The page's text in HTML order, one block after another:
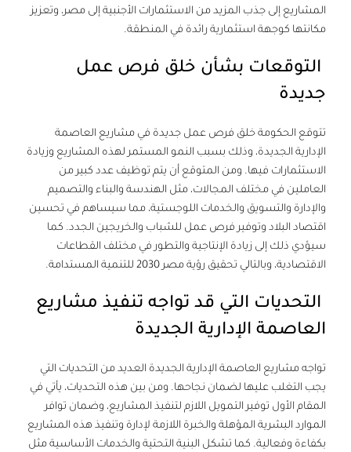
المشاريع إلى جذب المزيد من الاستثمارات الأجنبية إلى مصر، وتعزيز
مكانتها كوجهة استثمارية رائدة في المنطقة.
التوقعات بشأن خلق فرص عمل
جديدة
تتوقع الحكومة خلق فرص عمل جديدة في مشاريعالعاصمة
الإدارية الجديدة، وذلك بسبب النمو المستمر لهذه المشاريع وزيادة
الاستثمارات فيها. ومن المتوقع أن يتم توظيف عدد كبير من
العاملين في مختلف المجالات، مثل الهندسة والبناء والتصميم
والإدارة والتسويق والخدمات اللوجستية، مما سيساهم في تحسين
اقتصاد البلاد وتوفير فرص عمل للشباب والخريجين الجدد. كما
سيؤدي ذلك إلى زيادة الإنتاجية والتطور في مختلف القطاعات
الاقتصادية، وبالتالي تحقيق رؤية مصر 2030 للتنمية المستدامة.
التحديات التي قد تواجه تنفيذ مشاريع
العاصمة الإدارية الجديدة
تواجه مشاريع العاصمة الإدارية الجديدة العديد من التحديات التي
يجب التغلب عليها لضمان نجاحها. ومن بين هذه التحديات، يأتي في
المقام الأول توفير التمويل اللازم لتنفيذ المشاريع، وضمان توافر
الموارد البشرية المؤهلة والخبرة اللازمة لإدارة وتنفيذ هذه المشاريع
بكفاءة وفعالية. كما تشكل البنية التحتية والخدمات الأساسية مثل